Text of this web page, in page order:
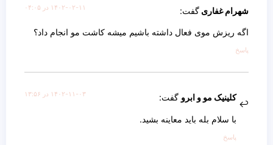
شهرام غفاری گفت: ۱۴۰۲-۰۲-۱۱ در ۰۴:۰۵
اگه ریزش موی فعال داشته باشیم میشه کاشت مو انجام داد؟
پاسخ
کلینیک مو و ابرو گفت: ۱۴۰۲-۱۱-۰۳ در ۱۳:۵۶
با سلام بله باید معاینه بشید.
پاسخ